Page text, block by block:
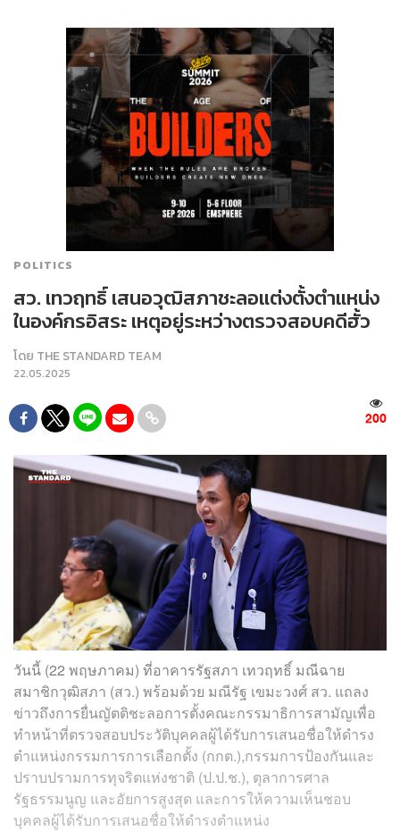
POLITICS
สว. เทวฤทธิ์ เสนอวุฒิสภาชะลอแต่งตั้งตำแหน่ง
ในองค์กรอิสระ เหตุอยู่ระหว่างตรวจสอบคดีฮั้ว
โดย THE STANDARD TEAM
22.05.2025
200
วันนี้ (22 พฤษภาคม) ที่อาคารรัฐสภา เทวฤทธิ์ มณีฉาย
สมาชิกวุฒิสภา (สว.) พร้อมด้วย มณีรัฐ เขมะวงศ์ สว. แถลง
ข่าวถึงการยื่นญัตติชะลอการตั้งคณะกรรมาธิการสามัญเพื่อ
ทำหน้าที่ตรวจสอบประวัติบุคคลผู้ได้รับการเสนอชื่อให้ดำรง
ตำแหน่งกรรมการการเลือกตั้ง (กกต.),กรรมการป้องกันและ
ปราบปรามการทุจริตแห่งชาติ (ป.ป.ช.), ตุลาการศาล
รัฐธรรมนูญ และอัยการสูงสุด และการให้ความเห็นชอบ
บุคคลผู้ได้รับการเสนอชื่อให้ดำรงตำแหน่ง